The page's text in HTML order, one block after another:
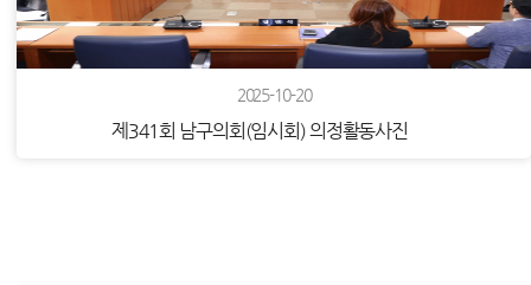
2025-10-20
제341회 남구의회(임시회) 의정활동사진